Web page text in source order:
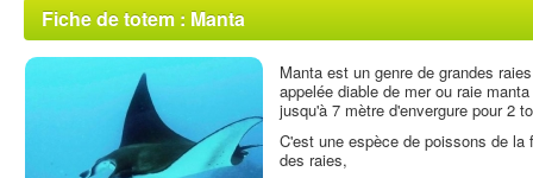
Fiche de totem : Manta
Manta est un genre de grandes
appelée diable de mer ou raie
jusqu'à 7 mètre d'envergure pour 2
C'est une espèce de poissons de
des raies,